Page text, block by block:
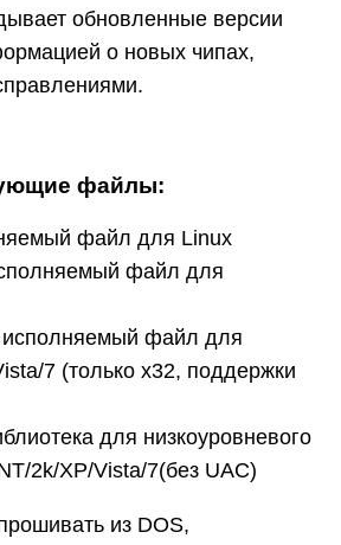
обновленные версии
о новых чипах,
файлы:
файл для Linux
файл для
исполняемый файл для
7 (только х32, поддержки
для низкоуровневого
2k/XP/Vista/7(без UAC)
из DOS,